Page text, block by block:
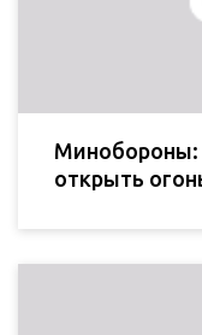
Минобороны:
открыть